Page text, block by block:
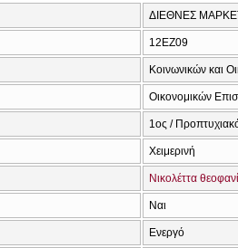
ΔΙΕΘΝΕΣ
12ΕΖ09
Κοινωνικών και
Οικονομικών
1ος /
Χειμερινή
Νικολέττα
Ναι
Ενεργό